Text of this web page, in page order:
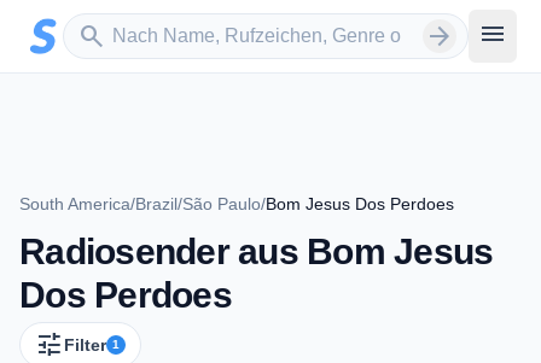
Zum Hauptinhalt springen
search
Sender suchen arrow_forward menu
South America/Brazil/São Paulo/Bom Jesus Dos Perdoes
Radiosender aus Bom Jesus
Dos Perdoes
tune Filter 1